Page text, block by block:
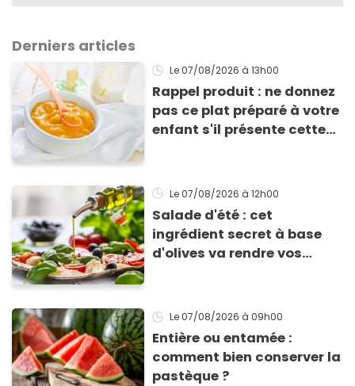
Derniers articles
Le 07/08/2026 à 13h00
Rappel produit : ne donnez
pas ce plat préparé à votre
enfant s'il présente cette
Le 07/08/2026 à 12h00
Salade d'été : cet
ingrédient secret à base
d'olives va rendre vos
Le 07/08/2026 à 09h00
Entière ou entamée :
comment bien conserver la
pastèque ?